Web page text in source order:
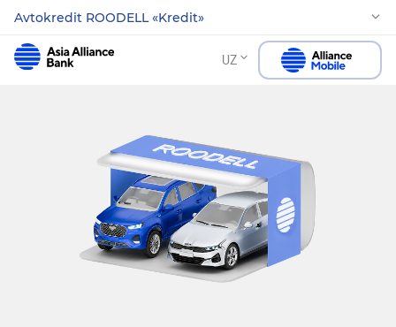
Avtokredit ROODELL «Kredit»
UZ